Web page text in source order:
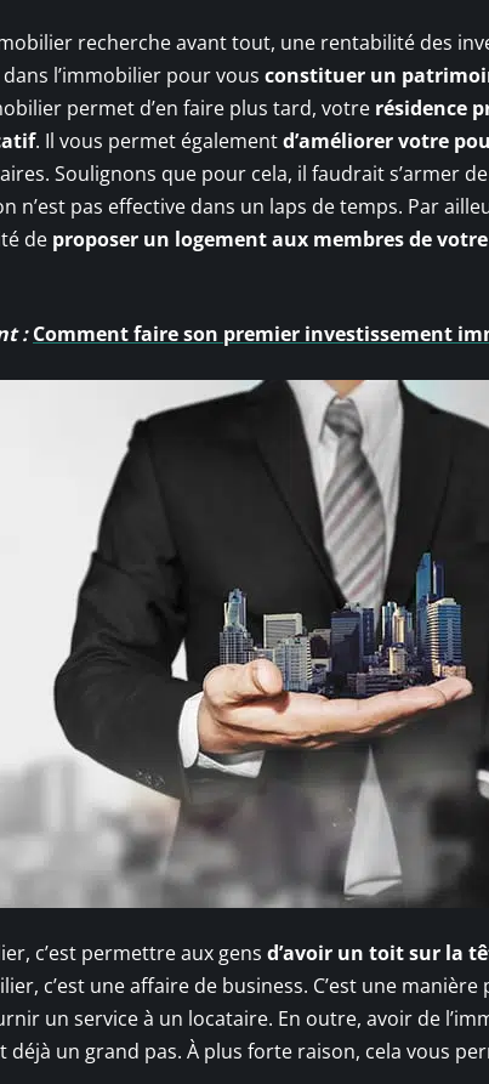
recherche avant tout, une rentabilité des
l’immobilier pour vous constituer un
permet d’en faire plus tard, votre résidence
. Il vous permet égalementd’améliorer votre
Soulignons que pour cela, il faudrait s’armer
n’est pas effective dans un laps de temps. Par
de proposer un logement aux membres de
: Comment faire son premier investissement
c’est permettre aux gens d’avoir un toit sur la
c’est une affaire de business. C’est une
un service à un locataire. En outre, avoir de
déjà un grand pas. À plus forte raison, cela vous